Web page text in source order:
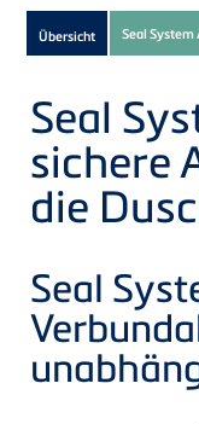
of
current
Product
Übersicht Seal System
Seal
sichere
die
Seal